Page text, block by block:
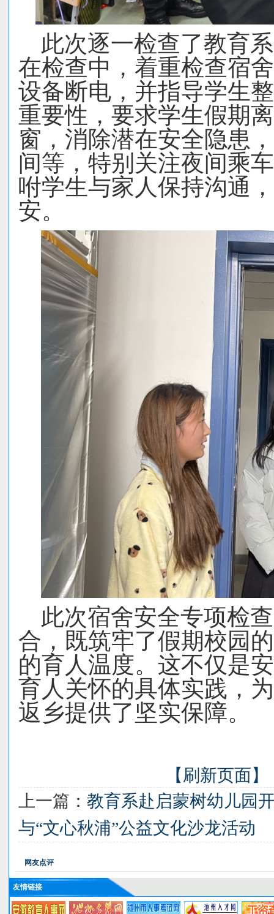
此次逐一检查了教育
在检查中，着重检查宿
设备断电，并指导学生
重要性，要求学生假期
窗，消除潜在安全隐患
间等，特别关注夜间乘
咐学生与家人保持沟通
安。
此次宿舍安全专项检
合，既筑牢了假期校园
的育人温度。这不仅是
育人关怀的具体实践，
返乡提供了坚实保障。
【刷新页面】
上一篇： 教育系赴启蒙树幼儿园
与“文心秋浦”公益文化沙龙活动
网友点评
友情链接